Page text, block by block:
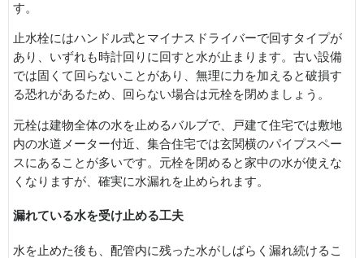
す。
止水栓にはハンドル式とマイナスドライバーで回すタイプが
あり、いずれも時計回りに回すと水が止まります。古い設備
では固くて回らないことがあり、無理に力を加えると破損す
る恐れがあるため、回らない場合は元栓を閉めましょう。
元栓は建物全体の水を止めるバルブで、戸建て住宅では敷地
内の水道メーター付近、集合住宅では玄関横のパイプスペー
スにあることが多いです。元栓を閉めると家中の水が使えな
くなりますが、確実に水漏れを止められます。
漏れている水を受け止める工夫
水を止めた後も、配管内に残った水がしばらく漏れ続けるこ